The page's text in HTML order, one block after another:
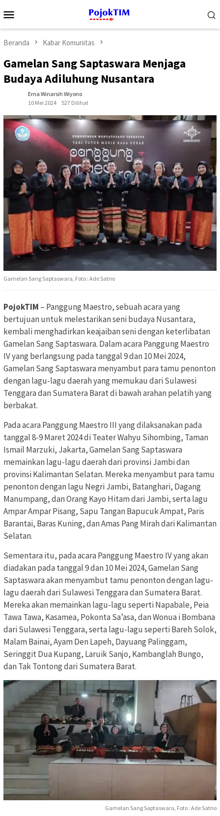
ke
Mobile
Beranda Kabar Komunitas
Gamelan Sang Saptaswara Menjaga
Budaya Adiluhung Nusantara
Erna Winarsih Wiyono
10 Mei 2024
527 Dilihat
Gamelan Sang Saptaswara, Foto : Ade Satrio
PojokTIM – Panggung Maestro, sebuah acara yang
bertujuan untuk melestarikan seni budaya Nusantara,
kembali menghadirkan keajaiban seni dengan keterlibatan
Gamelan Sang Saptaswara. Dalam acara Panggung Maestro
IV yang berlangsung pada tanggal 9 dan 10 Mei 2024,
Gamelan Sang Saptaswara menyambut para tamu penonton
dengan lagu-lagu daerah yang memukau dari Sulawesi
Tenggara dan Sumatera Barat di bawah arahan pelatih yang
berbakat.
Pada acara Panggung Maestro III yang dilaksanakan pada
tanggal 8-9 Maret 2024 di Teater Wahyu Sihombing, Taman
Ismail Marzuki, Jakarta, Gamelan Sang Saptaswara
memainkan lagu-lagu daerah dari provinsi Jambi dan
provinsi Kalimantan Selatan. Mereka menyambut para tamu
penonton dengan lagu Negri Jambi, Batanghari, Dagang
Manumpang, dan Orang Kayo Hitam dari Jambi, serta lagu
Ampar Ampar Pisang, Sapu Tangan Bapucuk Ampat, Paris
Barantai, Baras Kuning, dan Amas Pang Mirah dari Kalimantan
Selatan.
Sementara itu, pada acara Panggung Maestro IV yang akan
diadakan pada tanggal 9 dan 10 Mei 2024, Gamelan Sang
Saptaswara akan menyambut tamu penonton dengan lagu-
lagu daerah dari Sulawesi Tenggara dan Sumatera Barat.
Mereka akan memainkan lagu-lagu seperti Napabale, Peia
Tawa Tawa, Kasamea, Pokonta Sa’asa, dan Wonua i Bombana
dari Sulawesi Tenggara, serta lagu-lagu seperti Bareh Solok,
Malam Bainai, Ayam Den Lapeh, Dayuang Palinggam,
Seringgit Dua Kupang, Laruik Sanjo, Kambanglah Bungo,
dan Tak Tontong dari Sumatera Barat.
Gamelan Sang Saptaswara, Foto : Ade Satrio